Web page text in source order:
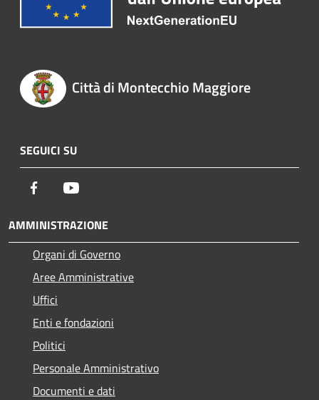
Città di Montecchio Maggiore
SEGUICI SU
Facebook
AMMINISTRAZIONE
Organi di Governo
Aree Amministrative
Uffici
Enti e fondazioni
Politici
Personale Amministrativo
Documenti e dati